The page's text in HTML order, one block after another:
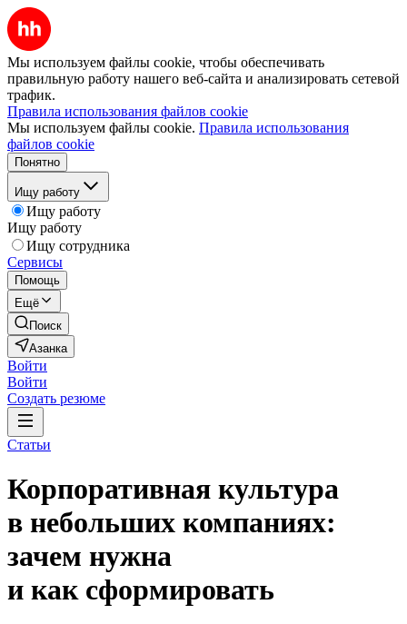
Мы используем файлы cookie, чтобы обеспечивать
правильную работу нашего веб-сайта и анализировать сетевой
трафик.
Правила использования файлов cookie
Мы используем файлы cookie. Правила использования
файлов cookie
Понятно
Ищу работу
Ищу работу
Ищу работу
Ищу сотрудника
Сервисы
Помощь
Ещё
Поиск
Азанка
Войти
Войти
Создать резюме
Статьи
Корпоративная культура
в небольших компаниях:
зачем нужна
и как сформировать